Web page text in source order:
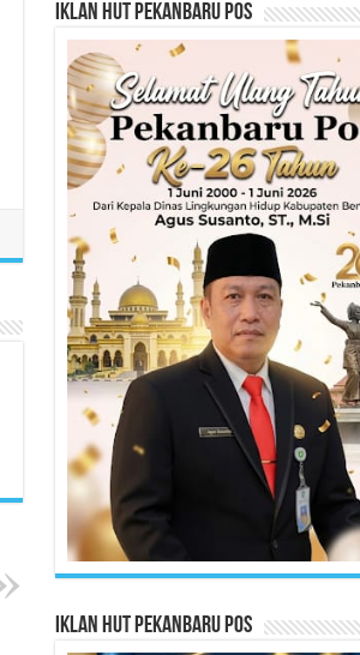
Iklan HUT Pekanbaru Pos
Iklan HUT Pekanbaru Pos